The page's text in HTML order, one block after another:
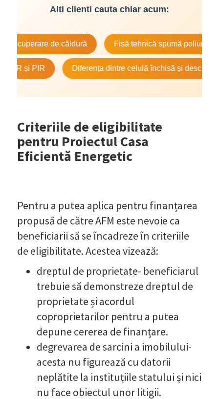
Alti clienti cauta chiar acum:
de căldură Fisă tehnică spumă poliuretanică
și PIR Diferența dintre celulă închisă și deschisă
Criteriile de eligibilitate
pentru Proiectul Casa
Eficientă Energetic
Pentru a putea aplica pentru finanțarea
propusă de către AFM este nevoie ca
beneficiarii să se încadreze în criteriile
de eligibilitate. Acestea vizează:
dreptul de proprietate- beneficiarul
trebuie să demonstreze dreptul de
proprietate și acordul
coproprietarilor pentru a putea
depune cererea de finanțare.
degrevarea de sarcini a imobilului-
acesta nu figurează cu datorii
neplătite la instituțiile statului și nici
nu face obiectul unor litigii.